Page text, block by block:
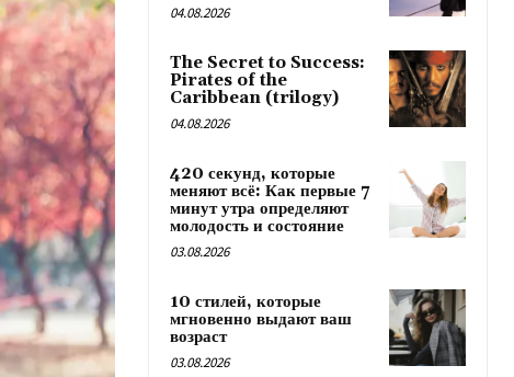
04.08.2026
The Secret to Success:
Pirates of the
Caribbean (trilogy)
04.08.2026
420 секунд, которые
меняют всё: Как первые 7
минут утра определяют
молодость и состояние
03.08.2026
10 стилей, которые
мгновенно выдают ваш
возраст
03.08.2026